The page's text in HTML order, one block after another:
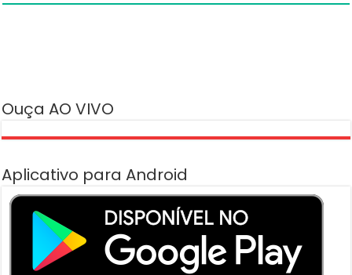
Ouça AO VIVO
Aplicativo para Android